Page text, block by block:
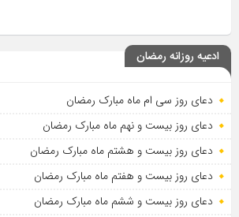
ادعیه روزانه رمضان
دعای روز سی ام ماه مبارک رمضان
دعای روز بیست و نهم ماه مبارک رمضان
دعای روز بیست و هشتم ماه مبارک رمضان
دعای روز بیست و هفتم ماه مبارک رمضان
دعای روز بیست و ششم ماه مبارک رمضان